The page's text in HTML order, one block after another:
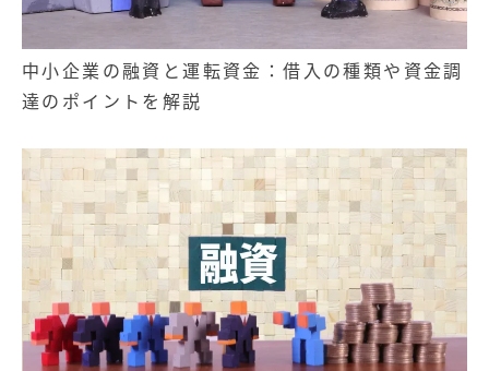
中小企業の融資と運転資金：借入の種類や資金調
達のポイントを解説